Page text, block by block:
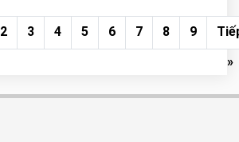
2 3 4 5 6 7 8 9
»